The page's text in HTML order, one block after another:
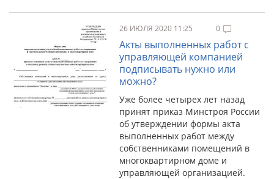
26 ИЮЛЯ 2020 11:25 0
Акты выполненных работ с
управляющей компанией
подписывать нужно или
можно?
Уже более четырех лет назад
принят приказ Минстроя России
об утверждении формы акта
выполненных работ между
собственниками помещений в
многоквартирном доме и
управляющей организацией.